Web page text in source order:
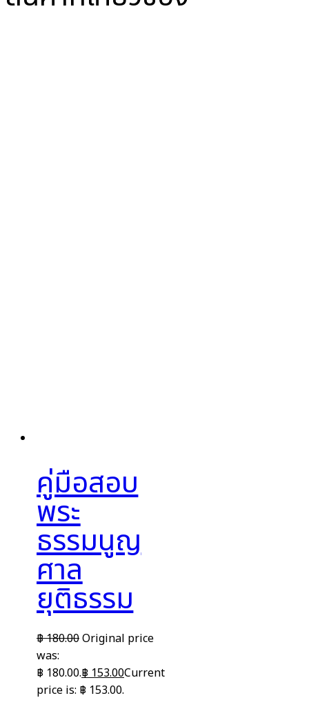
คู่มือสอบ
พระ
ธรรมนูญ
ศาล
ยุติธรรม
฿180.00Original price
was:
฿ 180.00.฿153.00Current
price is: ฿ 153.00.